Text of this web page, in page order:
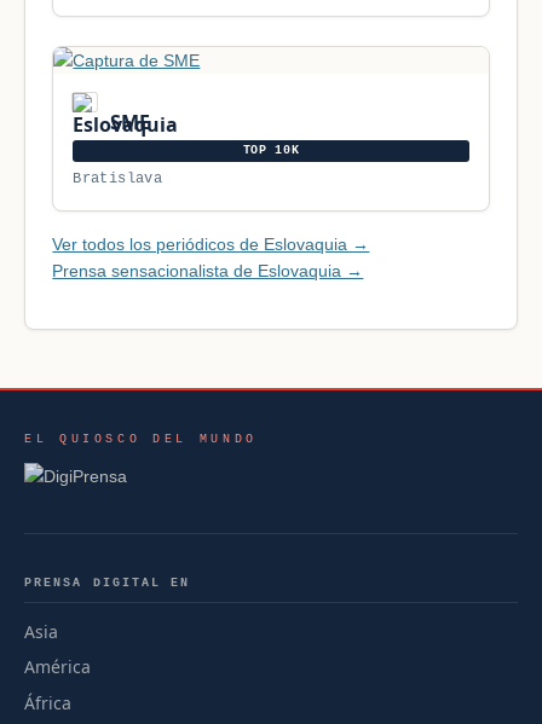
SME
TOP 10K
Bratislava
Ver todos los periódicos de Eslovaquia →
Prensa sensacionalista de Eslovaquia →
EL QUIOSCO DEL MUNDO
PRENSA DIGITAL EN
Asia
América
África